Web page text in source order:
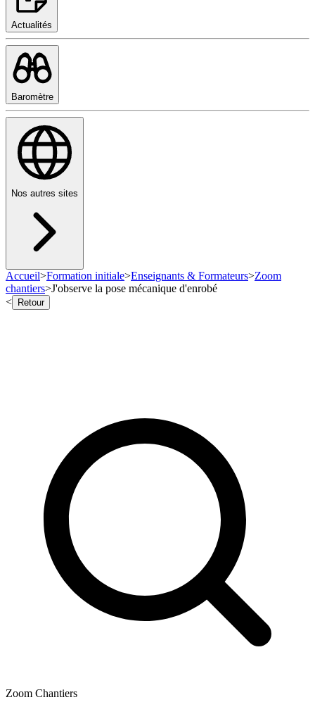
Actualités
Baromètre
Nos autres sites
Accueil>Formation initiale>Enseignants & Formateurs>Zoom
chantiers>J'observe la pose mécanique d'enrobé
<
Retour
Zoom Chantiers